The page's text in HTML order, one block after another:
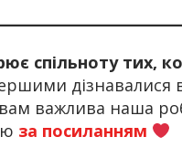
спільноту тих,
дізнавалися
вам важлива наша
за посиланням